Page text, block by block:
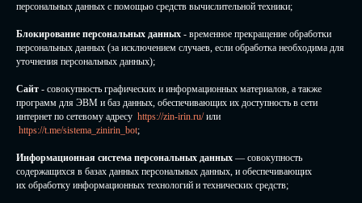
персональных данных с помощью средств вычислительной техники;
Блокирование персональных данных - временное прекращение обработки
персональных данных (за исключением случаев, если обработка необходима для
уточнения персональных данных);
Сайт - совокупность графических и информационных материалов, а также
программ для ЭВМ и баз данных, обеспечивающих их доступность в сети
интернет по сетевому адресу https://zin-irin.ru/или
https://t.me/sistema_zinirin_bot;
Информационная система персональных данных — совокупность
содержащихся в базах данных персональных данных, и обеспечивающих
их обработку информационных технологий и технических средств;